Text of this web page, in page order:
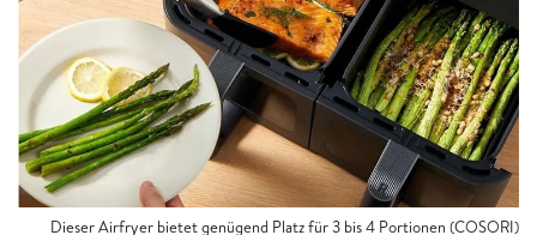
Dieser Airfryer bietet genügend Platz für 3 bis 4 Portionen (COSORI)